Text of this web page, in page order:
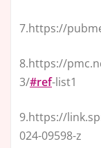
7.https://
8.https://
3/#ref-list1
9.https://
024-09598-z